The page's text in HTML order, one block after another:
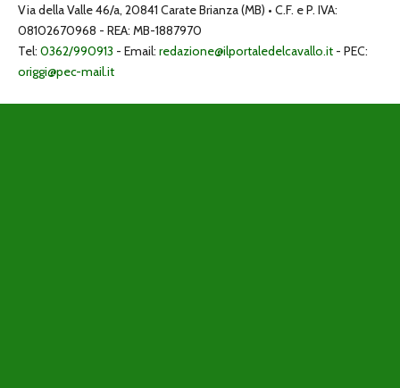
Via della Valle 46/a, 20841 Carate Brianza (MB) • C.F. e P. IVA:
08102670968 - REA: MB-1887970
Tel: 0362/990913 - Email: redazione@ilportaledelcavallo.it - PEC:
origgi@pec-mail.it